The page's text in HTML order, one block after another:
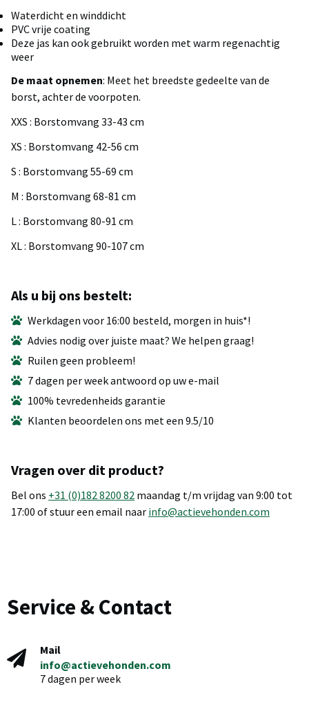
Waterdicht en winddicht
PVC vrije coating
Deze jas kan ook gebruikt worden met warm regenachtig
weer
De maat opnemen: Meet het breedste gedeelte van de
borst, achter de voorpoten.
XXS : Borstomvang 33-43 cm
XS : Borstomvang 42-56 cm
S : Borstomvang 55-69 cm
M : Borstomvang 68-81 cm
L : Borstomvang 80-91 cm
XL : Borstomvang 90-107 cm
Als u bij ons bestelt:
Werkdagen voor 16:00 besteld, morgen in huis*!
Advies nodig over juiste maat? We helpen graag!
Ruilen geen probleem!
7 dagen per week antwoord op uw e-mail
100% tevredenheids garantie
Klanten beoordelen ons met een 9.5/10
Vragen over dit product?
Bel ons +31 (0)182 8200 82 maandag t/m vrijdag van 9:00 tot
17:00 of stuur een email naar info@actievehonden.com
Service & Contact
Mail
info@actievehonden.com
7 dagen per week